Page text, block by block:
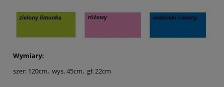
Wymiary:
szer: 120cm, wys. 45cm, gł: 22cm